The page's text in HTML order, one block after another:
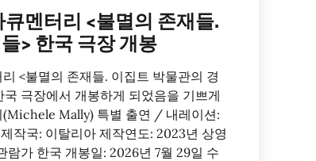
멘터리 <불멸의 존재들.
> 한국 극장 개봉
<불멸의 존재들. 이집트 박물관의 경
극장에서 개봉하게 되었음을 기쁘게
(Michele Mally) 특별 출연 / 내레이션:
작국: 이탈리아 제작연도: 2023년 상영
람가 한국 개봉일: 2026년 7월 29일 수